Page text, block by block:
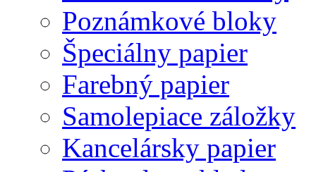
Poznámkové bloky
Špeciálny papier
Farebný papier
Samolepiace záložky
Kancelársky papier